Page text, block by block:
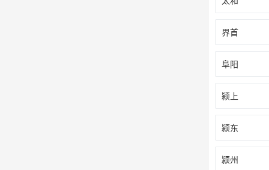
界首
阜阳
颍上
颍东
颍州